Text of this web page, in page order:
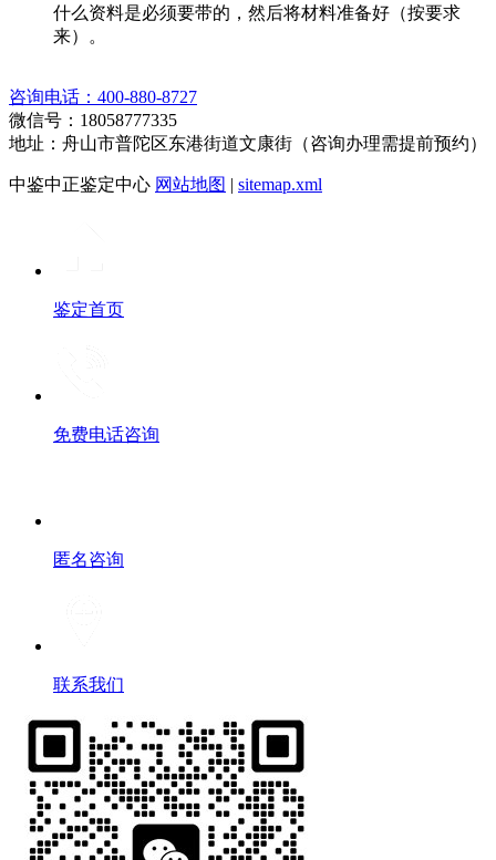
什么资料是必须要带的，然后将材料准备好（按要求
来）。
咨询电话：400-880-8727
微信号：18058777335
地址：舟山市普陀区东港街道文康街（咨询办理需提前预约）
中鉴中正鉴定中心 网站地图 | sitemap.xml
鉴定首页
免费电话咨询
匿名咨询
联系我们